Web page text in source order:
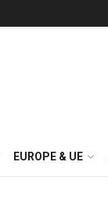
EUROPE & UE